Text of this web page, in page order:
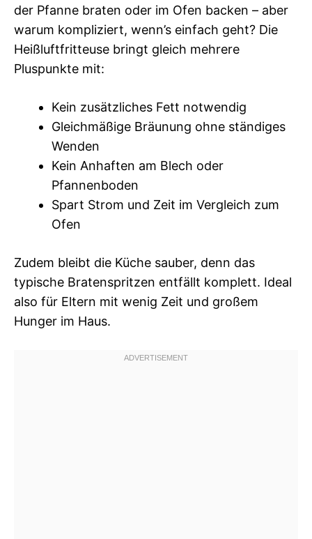
der Pfanne braten oder im Ofen backen – aber
warum kompliziert, wenn’s einfach geht? Die
Heißluftfritteuse bringt gleich mehrere
Pluspunkte mit:
Kein zusätzliches Fett notwendig
Gleichmäßige Bräunung ohne ständiges
Wenden
Kein Anhaften am Blech oder
Pfannenboden
Spart Strom und Zeit im Vergleich zum
Ofen
Zudem bleibt die Küche sauber, denn das
typische Bratenspritzen entfällt komplett. Ideal
also für Eltern mit wenig Zeit und großem
Hunger im Haus.